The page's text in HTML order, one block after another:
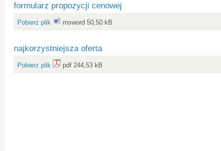
formularz propozycji cenowej
Pobierz plik msword 50,50 kB
najkorzystniejsza oferta
Pobierz plik pdf 244,53 kB